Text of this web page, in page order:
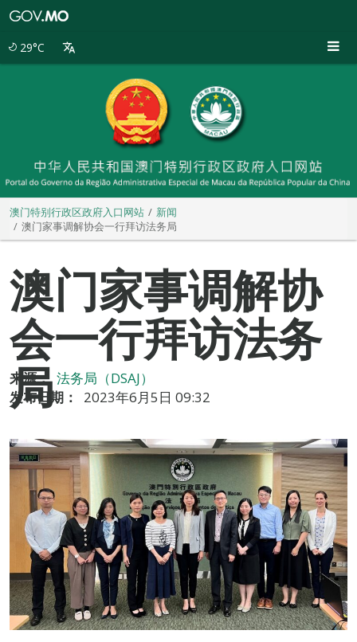
29°C
澳门特别行政区政府入口网站
新闻
澳门家事调解协会一行拜访法务局
澳门家事调解协
会一行拜访法务
局
来源： 法务局（DSAJ）
发布日期：
2023年6月5日 09:32